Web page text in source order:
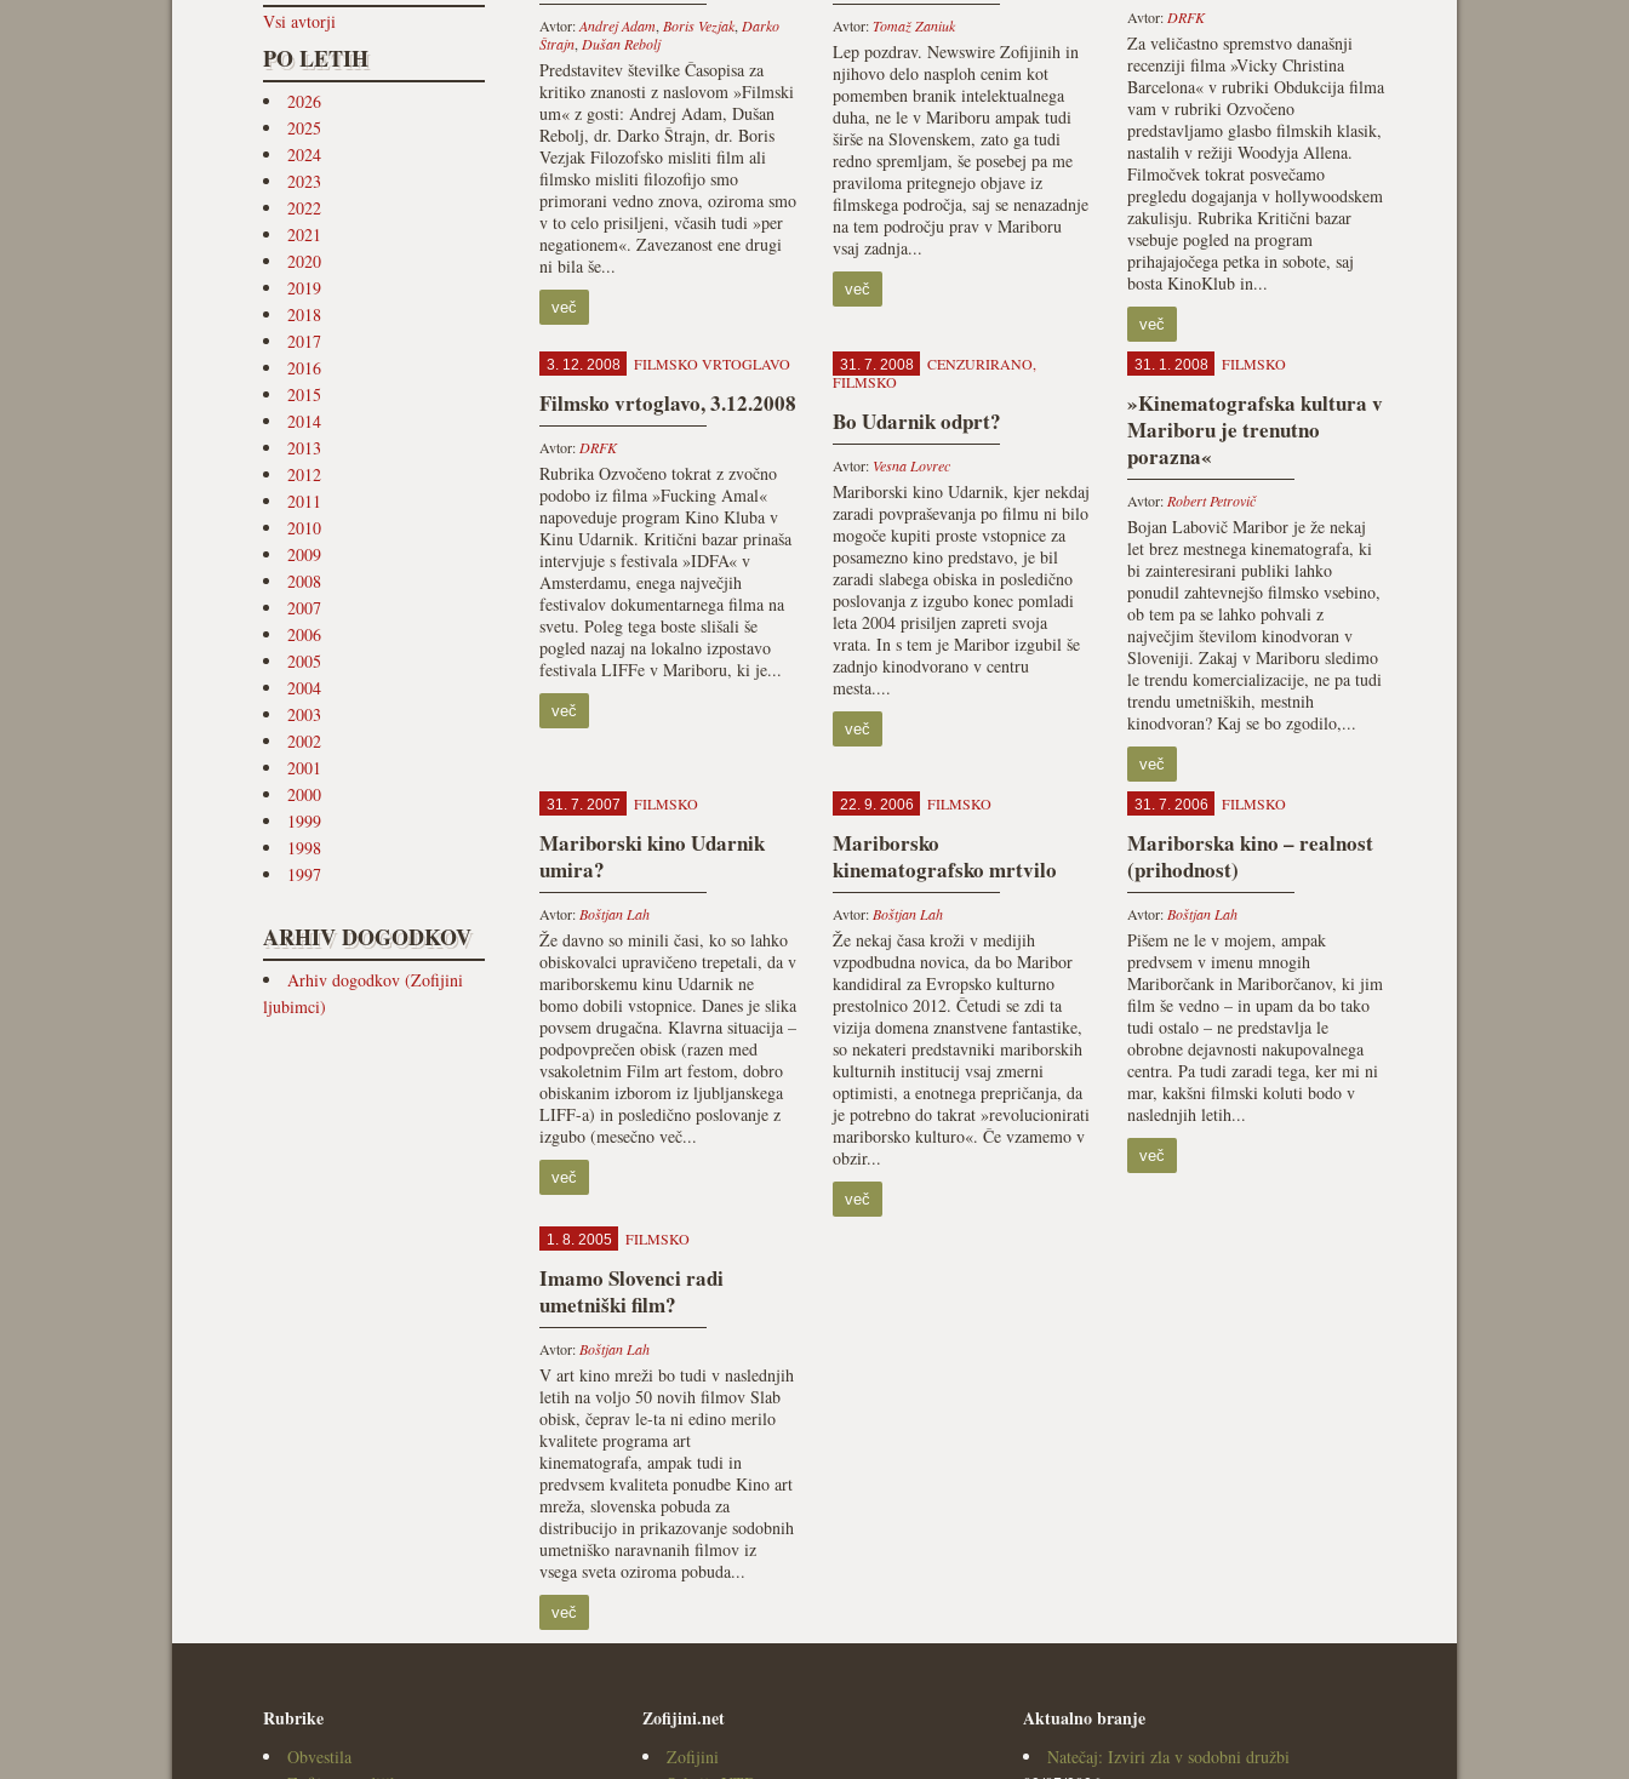
Vsi avtorji
PO LETIH
2026
2025
2024
2023
2022
2021
2020
2019
2018
2017
2016
2015
2014
2013
2012
2011
2010
2009
2008
2007
2006
2005
2004
2003
2002
2001
2000
1999
1998
1997
ARHIV DOGODKOV
Arhiv dogodkov (Zofijini
ljubimci)
Avtor:Andrej Adam, Boris Vezjak, Darko
Štrajn, Dušan Rebolj
Predstavitev številke Časopisa za
kritiko znanosti z naslovom »Filmski
um« z gosti: Andrej Adam, Dušan
Rebolj, dr. Darko Štrajn, dr. Boris
Vezjak Filozofsko misliti film ali
filmsko misliti filozofijo smo
primorani vedno znova, oziroma smo
v to celo prisiljeni, včasih tudi »per
negationem«. Zavezanost ene drugi
ni bila še...
več
Avtor:Tomaž Zaniuk
Lep pozdrav. Newswire Zofijinih in
njihovo delo nasploh cenim kot
pomemben branik intelektualnega
duha, ne le v Mariboru ampak tudi
širše na Slovenskem, zato ga tudi
redno spremljam, še posebej pa me
praviloma pritegnejo objave iz
filmskega področja, saj se nenazadnje
na tem področju prav v Mariboru
vsaj zadnja...
več
Avtor: DRFK
Za veličastno spremstvo današnji
recenziji filma »Vicky Christina
Barcelona« v rubriki Obdukcija filma
vam v rubriki Ozvočeno
predstavljamo glasbo filmskih klasik,
nastalih v režiji Woodyja Allena.
Filmočvek tokrat posvečamo
pregledu dogajanja v hollywoodskem
zakulisju. Rubrika Kritični bazar
vsebuje pogled na program
prihajajočega petka in sobote, saj
bosta KinoKlub in...
več
3. 12. 2008 FILMSKO VRTOGLAVO
Filmsko vrtoglavo, 3.12.2008
Avtor: DRFK
Rubrika Ozvočeno tokrat z zvočno
podobo iz filma »Fucking Amal«
napoveduje program Kino Kluba v
Kinu Udarnik. Kritični bazar prinaša
intervjuje s festivala »IDFA« v
Amsterdamu, enega največjih
festivalov dokumentarnega filma na
svetu. Poleg tega boste slišali še
pogled nazaj na lokalno izpostavo
festivala LIFFe v Mariboru, ki je...
več
31. 7. 2008 CENZURIRANO,
FILMSKO
Bo Udarnik odprt?
Avtor: Vesna Lovrec
Mariborski kino Udarnik, kjer nekdaj
zaradi povpraševanja po filmu ni bilo
mogoče kupiti proste vstopnice za
posamezno kino predstavo, je bil
zaradi slabega obiska in posledično
poslovanja z izgubo konec pomladi
leta 2004 prisiljen zapreti svoja
vrata. In s tem je Maribor izgubil še
zadnjo kinodvorano v centru
mesta....
več
31. 1. 2008 FILMSKO
»Kinematografska kultura v
Mariboru je trenutno
porazna«
Avtor: Robert Petrovič
Bojan Labovič Maribor je že nekaj
let brez mestnega kinematografa, ki
bi zainteresirani publiki lahko
ponudil zahtevnejšo filmsko vsebino,
ob tem pa se lahko pohvali z
največjim številom kinodvoran v
Sloveniji. Zakaj v Mariboru sledimo
le trendu komercializacije, ne pa tudi
trendu umetniških, mestnih
kinodvoran? Kaj se bo zgodilo,...
več
31. 7. 2007 FILMSKO
Mariborski kino Udarnik
umira?
Avtor: Boštjan Lah
Že davno so minili časi, ko so lahko
obiskovalci upravičeno trepetali, da v
mariborskemu kinu Udarnik ne
bomo dobili vstopnice. Danes je slika
povsem drugačna. Klavrna situacija –
podpovprečen obisk (razen med
vsakoletnim Film art festom, dobro
obiskanim izborom iz ljubljanskega
LIFF-a) in posledično poslovanje z
izgubo (mesečno več...
več
22. 9. 2006 FILMSKO
Mariborsko
kinematografsko mrtvilo
Avtor: Boštjan Lah
Že nekaj časa kroži v medijih
vzpodbudna novica, da bo Maribor
kandidiral za Evropsko kulturno
prestolnico 2012. Četudi se zdi ta
vizija domena znanstvene fantastike,
so nekateri predstavniki mariborskih
kulturnih institucij vsaj zmerni
optimisti, a enotnega prepričanja, da
je potrebno do takrat »revolucionirati
mariborsko kulturo«. Če vzamemo v
obzir...
več
31. 7. 2006 FILMSKO
Mariborska kino – realnost
(prihodnost)
Avtor: Boštjan Lah
Pišem ne le v mojem, ampak
predvsem v imenu mnogih
Mariborčank in Mariborčanov, ki jim
film še vedno – in upam da bo tako
tudi ostalo – ne predstavlja le
obrobne dejavnosti nakupovalnega
centra. Pa tudi zaradi tega, ker mi ni
mar, kakšni filmski koluti bodo v
naslednjih letih...
več
1. 8. 2005 FILMSKO
Imamo Slovenci radi
umetniški film?
Avtor: Boštjan Lah
V art kino mreži bo tudi v naslednjih
letih na voljo 50 novih filmov Slab
obisk, čeprav le-ta ni edino merilo
kvalitete programa art
kinematografa, ampak tudi in
predvsem kvaliteta ponudbe Kino art
mreža, slovenska pobuda za
distribucijo in prikazovanje sodobnih
umetniško naravnanih filmov iz
vsega sveta oziroma pobuda...
več
Rubrike
Obvestila
Zofijini.net
Zofijini
Aktualno branje
Natečaj: Izviri zla v sodobni družbi